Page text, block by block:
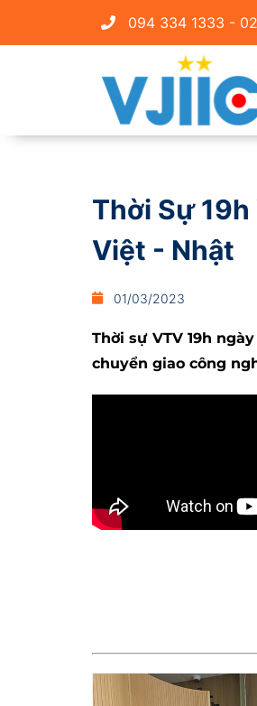
094 334 1333 -
Thời Sự
Việt - Nhật
01/03/2023
Thời sự VTV 19h
chuyển giao công